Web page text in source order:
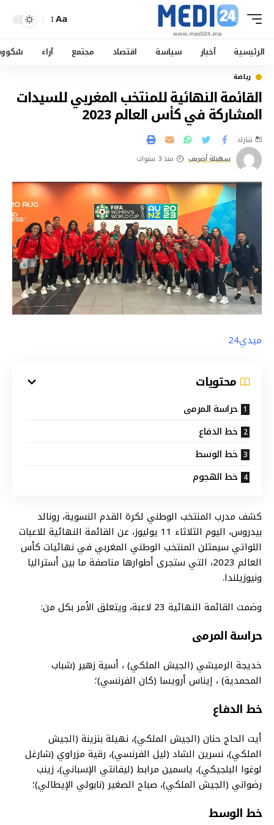
Aa
الرئيسية أخبار سياسة اقتصاد مجتمع آراء
رياضة
القائمة النهائية للمنتخب المغربي للسيدات
المشاركة في كأس العالم 2023
سهيلة أضريف منذ 3 سنوات
شارك
ميدي24
محتويات
حراسة المرمى
خط الدفاع
خط الوسط
خط الهجوم
كشف مدرب المنتخب الوطني لكرة القدم النسوية، رونالد
بيدروس، اليوم الثلاثاء 11 يوليوز، عن القائمة النهائية للاعبات
اللواتي سيمثلن المنتخب الوطني المغربي في نهائيات كأس
العالم 2023، التي ستجرى أطوارها مناصفة ما بين أستراليا
ونيوزيلندا.
وضمت القائمة النهائية 23 لاعبة، ويتعلق الأمر بكل من:
حراسة المرمى
خديجة الرميشي (الجيش الملكي) ، أسية زهير (شباب
المحمدية) ، إيناس أرويسا (كان الفرنسي)؛
خط الدفاع
أيت الحاج حنان (الجيش الملكي)، نهيلة بنزينة (الجيش
الملكي)، نسرين الشاد (ليل الفرنسي)، رقية مزراوي (شارغل
لوغوا البلجيكي)، ياسمين مرابط (ليفانتي الإسباني)، زينب
رضواني (الجيش الملكي)، صباح الصغير (نابولي الإيطالي)؛
خط الوسط